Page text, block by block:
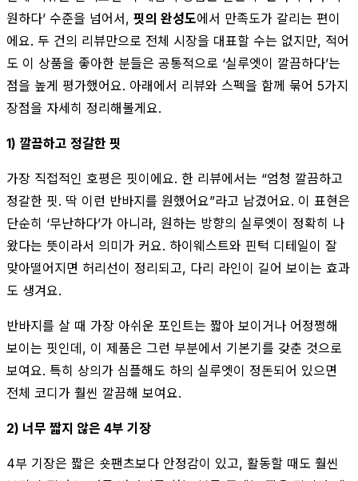
원하다’ 수준을 넘어서, 핏의 완성도에서 만족도가 갈리는 편이
에요. 두 건의 리뷰만으로 전체 시장을 대표할 수는 없지만, 적어
도 이 상품을 좋아한 분들은 공통적으로 ‘실루엣이 깔끔하다’는
점을 높게 평가했어요. 아래에서 리뷰와 스펙을 함께 묶어 5가지
장점을 자세히 정리해볼게요.
1) 깔끔하고 정갈한 핏
가장 직접적인 호평은 핏이에요. 한 리뷰에서는 “엄청 깔끔하고
정갈한 핏. 딱 이런 반바지를 원했어요”라고 남겼어요. 이 표현은
단순히 ‘무난하다’가 아니라, 원하는 방향의 실루엣이 정확히 나
왔다는 뜻이라서 의미가 커요. 하이웨스트와 핀턱 디테일이 잘
맞아떨어지면 허리선이 정리되고, 다리 라인이 길어 보이는 효과
도 생겨요.
반바지를 살 때 가장 아쉬운 포인트는 짧아 보이거나 어정쩡해
보이는 핏인데, 이 제품은 그런 부분에서 기본기를 갖춘 것으로
보여요. 특히 상의가 심플해도 하의 실루엣이 정돈되어 있으면
전체 코디가 훨씬 깔끔해 보여요.
2) 너무 짧지 않은 4부 기장
4부 기장은 짧은 숏팬츠보다 안정감이 있고, 활동할 때도 훨씬